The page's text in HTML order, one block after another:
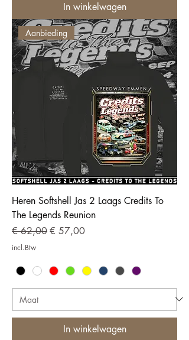
In winkelwagen
Aanbieding
Heren Softshell Jas 2 Laags Credits To
The Legends Reunion
Normale prijs
€ 62,00Verkoopprijs
€ 57,00
incl.Btw
In winkelwagen